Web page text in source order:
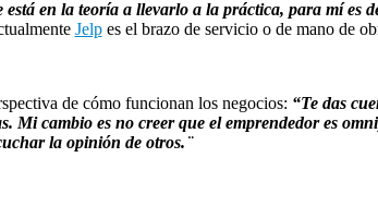
está en la teoría a llevarlo a la práctica, para mí es
Jelp es el brazo de servicio o de mano de
de cómo funcionan los negocios: “Te das
cambio es no creer que el emprendedor es
la opinión de otros.